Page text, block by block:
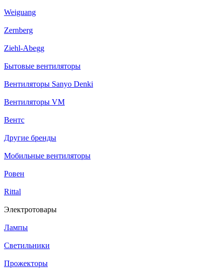
Weiguang
Zernberg
Ziehl-Abegg
Бытовые вентиляторы
Вентиляторы Sanyo Denki
Вентиляторы VM
Вентс
Другие бренды
Мобильные вентиляторы
Ровен
Rittal
Электротовары
Лампы
Светильники
Прожекторы